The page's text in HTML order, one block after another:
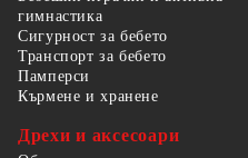
гимнастика
Сигурност за бебето
Транспорт за бебето
Памперси
Кърмене и хранене
Дрехи и аксесоари